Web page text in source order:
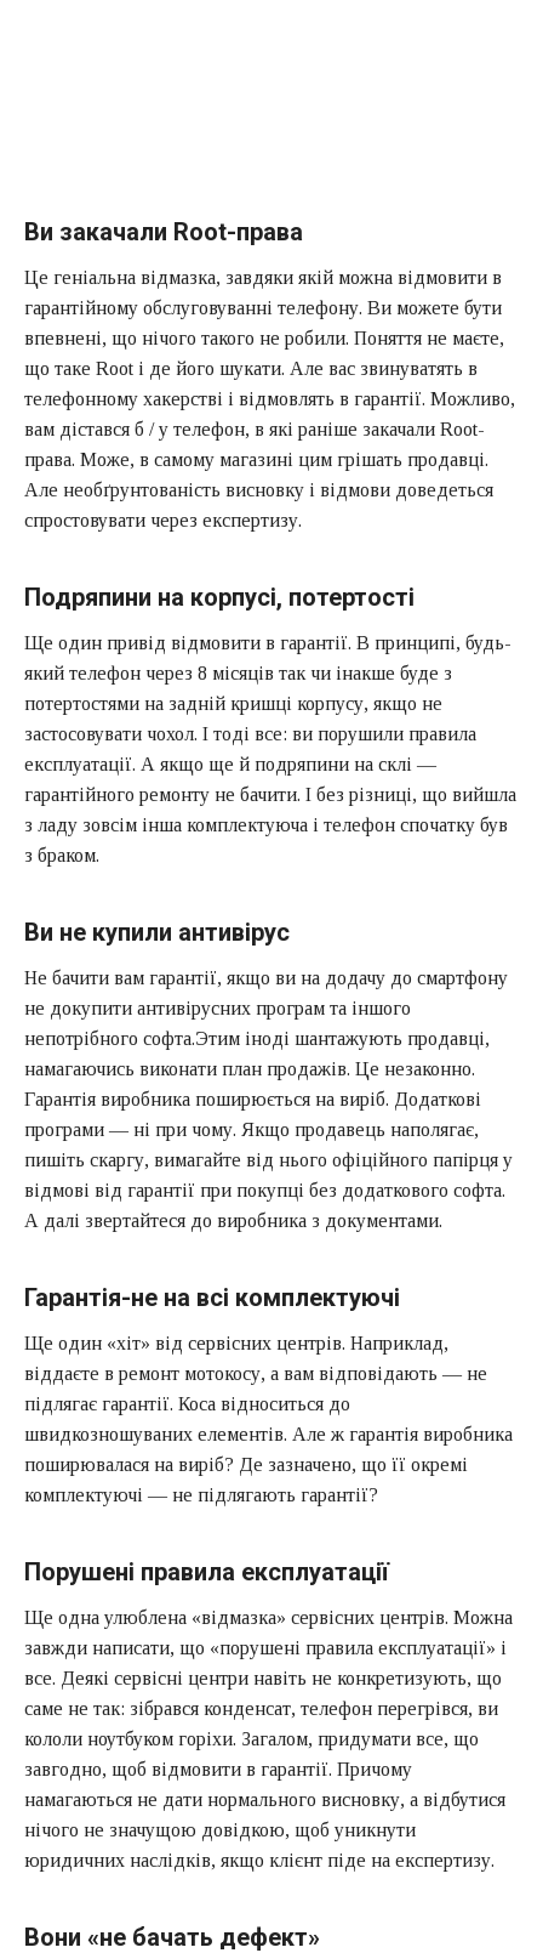
Ви закачали Root-права
Це геніальна відмазка, завдяки якій можна відмовити в
гарантійному обслуговуванні телефону. Ви можете бути
впевнені, що нічого такого не робили. Поняття не маєте,
що таке Root і де його шукати. Але вас звинуватять в
телефонному хакерстві і відмовлять в гарантії. Можливо,
вам дістався б / у телефон, в які раніше закачали Root-
права. Може, в самому магазині цим грішать продавці.
Але необґрунтованість висновку і відмови доведеться
спростовувати через експертизу.
Подряпини на корпусі, потертості
Ще один привід відмовити в гарантії. В принципі, будь-
який телефон через 8 місяців так чи інакше буде з
потертостями на задній кришці корпусу, якщо не
застосовувати чохол. І тоді все: ви порушили правила
експлуатації. А якщо ще й подряпини на склі —
гарантійного ремонту не бачити. І без різниці, що вийшла
з ладу зовсім інша комплектуюча і телефон спочатку був
з браком.
Ви не купили антивірус
Не бачити вам гарантії, якщо ви на додачу до смартфону
не докупити антивірусних програм та іншого
непотрібного софта.Этим іноді шантажують продавці,
намагаючись виконати план продажів. Це незаконно.
Гарантія виробника поширюється на виріб. Додаткові
програми — ні при чому. Якщо продавець наполягає,
пишіть скаргу, вимагайте від нього офіційного папірця у
відмові від гарантії при покупці без додаткового софта.
А далі звертайтеся до виробника з документами.
Гарантія-не на всі комплектуючі
Ще один «хіт» від сервісних центрів. Наприклад,
віддаєте в ремонт мотокосу, а вам відповідають — не
підлягає гарантії. Коса відноситься до
швидкозношуваних елементів. Але ж гарантія виробника
поширювалася на виріб? Де зазначено, що її окремі
комплектуючі — не підлягають гарантії?
Порушені правила експлуатації
Ще одна улюблена «відмазка» сервісних центрів. Можна
завжди написати, що «порушені правила експлуатації» і
все. Деякі сервісні центри навіть не конкретизують, що
саме не так: зібрався конденсат, телефон перегрівся, ви
кололи ноутбуком горіхи. Загалом, придумати все, що
завгодно, щоб відмовити в гарантії. Причому
намагаються не дати нормального висновку, а відбутися
нічого не значущою довідкою, щоб уникнути
юридичних наслідків, якщо клієнт піде на експертизу.
Вони «не бачать дефект»